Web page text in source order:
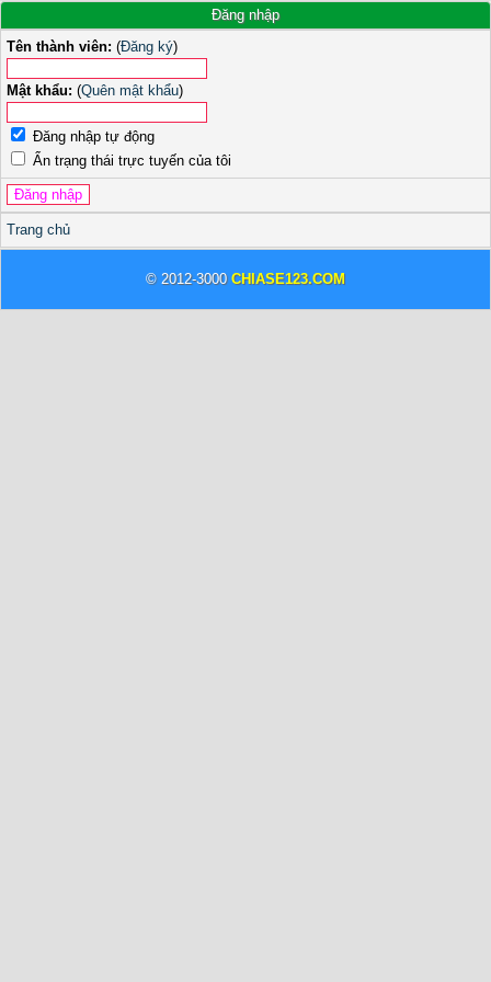
Đăng nhập
Tên thành viên: (Đăng ký)
Mật khẩu: (Quên mật khẩu)
Đăng nhập tự động
Ẩn trạng thái trực tuyến của tôi
Trang chủ
© 2012-3000 CHIASE123.COM